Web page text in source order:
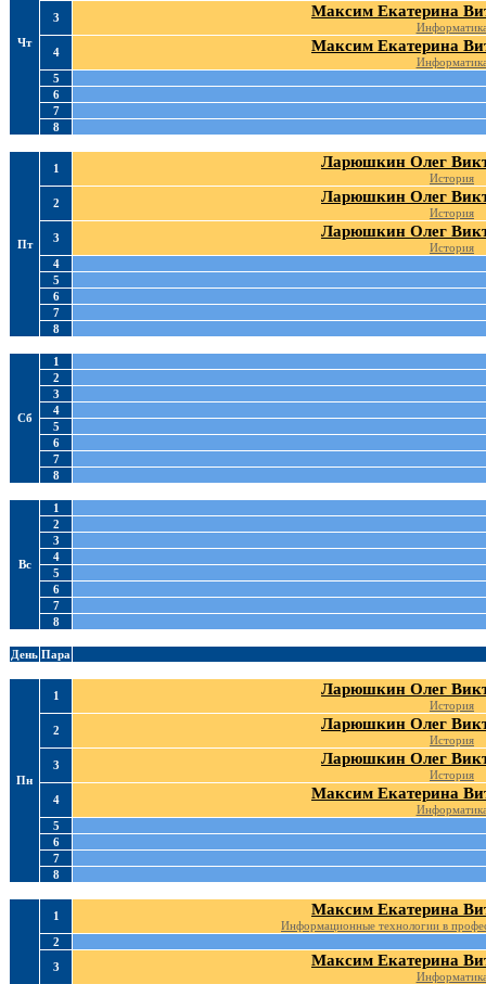
Чт
3
Максим Екатерина
4
Максим Екатерина
5
6
7
8
Пт
1 Ларюшкин Олег
История
2
Ларюшкин Олег
История
3
Ларюшкин Олег
История
4
5
6
7
8
Сб
1
2
3
4
5
6
7
8
Вс
1
2
3
4
5
6
7
8
День Пара
Пн
1 Ларюшкин Олег
История
2
Ларюшкин Олег
История
3
Ларюшкин Олег
История
4
Максим Екатерина
5
6
7
8
1 Максим Екатерина
Информационные технологии в
2
3
Максим Екатерина